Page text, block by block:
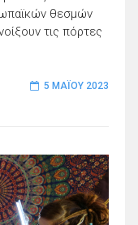
θεσμών
τις πόρτες
5 ΜΑΪ́ΟΥ 2023